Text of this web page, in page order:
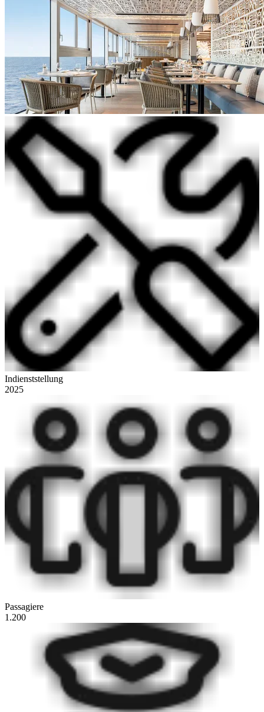
Indienststellung
2025
Passagiere
1.200